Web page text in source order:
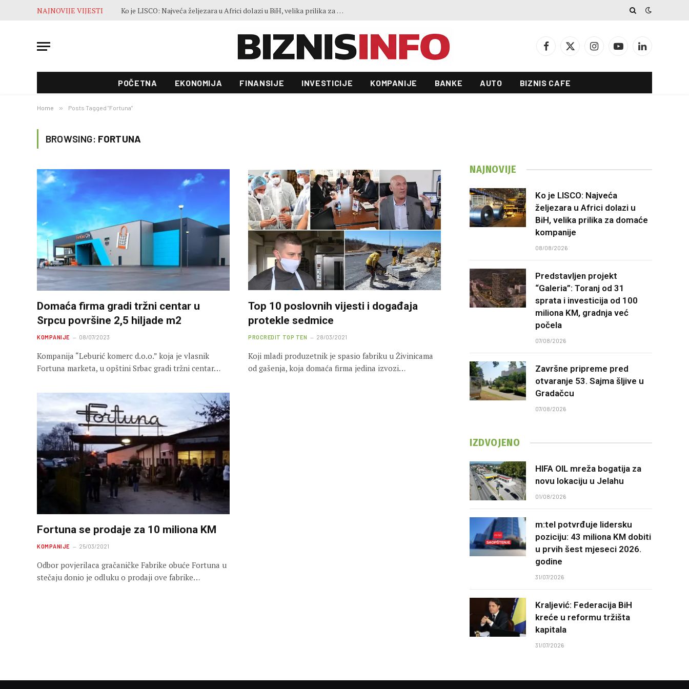
NAJNOVIJE VIJESTI Predstavljen projekt “Galeria”: Toranj od 31 sprata i investicija od 100 miliona KM, gradnja već počela
Facebook
X
InstagramYouTubeLinkedIn
POČETNA EKONOMIJA FINANSIJE INVESTICIJE KOMPANIJE BANKE AUTO BIZNIS CAFE
Home » Posts Tagged "Fortuna"
BROWSING: FORTUNA
Domaća firma gradi tržni centar u
Srpcu površine 2,5 hiljade m2
KOMPANIJE 08/07/2023
Kompanija “Leburić komerc d.o.o.” koja je vlasnik
Fortuna marketa, u opštini Srbac gradi tržni centar…
Top 10 poslovnih vijesti i događaja
protekle sedmice
PROCREDIT TOP TEN 28/03/2021
Koji mladi produzetnik je spasio fabriku u Živinicama
od gašenja, koja domaća firma jedina izvozi…
Fortuna se prodaje za 10 miliona KM
KOMPANIJE 25/03/2021
Odbor povjerilaca gračaničke Fabrike obuće Fortuna u
stečaju donio je odluku o prodaji ove fabrike…
NAJNOVIJE
Ko je LISCO: Najveća
željezara u Africi dolazi u
BiH, velika prilika za domaće
kompanije
08/08/2026
Predstavljen projekt
“Galeria”: Toranj od 31
sprata i investicija od 100
miliona KM, gradnja već
počela
07/08/2026
Završne pripreme pred
otvaranje 53. Sajma šljive u
Gradačcu
07/08/2026
IZDVOJENO
HIFA OIL mreža bogatija za
novu lokaciju u Jelahu
01/08/2026
m:tel potvrđuje lidersku
poziciju: 43 miliona KM dobiti
u prvih šest mjeseci 2026.
godine
31/07/2026
Kraljević: Federacija BiH
kreće u reformu tržišta
kapitala
31/07/2026